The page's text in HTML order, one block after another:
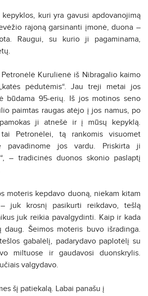
kuri yra gavusi apdovanojimą
rajoną garsinanti įmonė, duona –
Raugui, su kurio ji pagaminama,
Kurulienė iš Nibragalio kaimo
pėdutėmis“. Jau treji metai jos
būdama 95-erių. Iš jos motinos seno
paimtas raugas atėjo į jos namus, po
ji atnešė ir į mūsų kepyklą.
Petronėlei, tą rankomis visuomet
pavadinome jos vardu. Priskirta ji
– tradicinės duonos skonio paslaptį
moteris kepdavo duoną, niekam kitam
juk krosnį pasikurti reikdavo, tešlą
juk reikia pavalgydinti. Kaip ir kada
daug. Šeimos moteris buvo išradinga.
gabalėlį, padarydavo paplotėlį su
miltuose ir gaudavosi duonskrylis.
valgydavo.
šį patiekalą. Labai panašu į